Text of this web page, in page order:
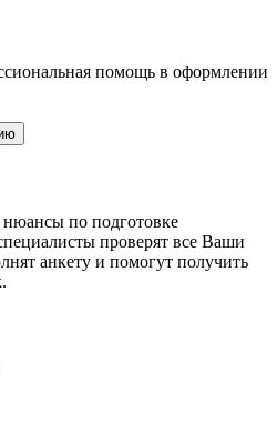
помощь в оформлении
по подготовке
проверят все Ваши
анкету и помогут получить